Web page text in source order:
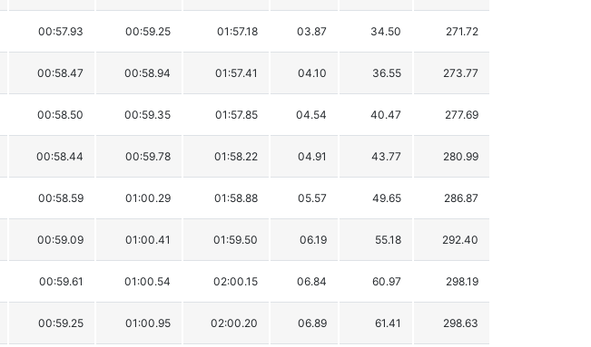
00:57.93 00:59.25 01:57.18 03.87 34.50 271.72
00:58.47 00:58.94 01:57.41 04.10 36.55 273.77
00:58.50 00:59.35 01:57.85 04.54 40.47 277.69
00:58.44 00:59.78 01:58.22 04.91 43.77 280.99
00:58.59 01:00.29 01:58.88 05.57 49.65 286.87
00:59.09 01:00.41 01:59.50 06.19 55.18 292.40
00:59.61 01:00.54 02:00.15 06.84 60.97 298.19
00:59.25 01:00.95 02:00.20 06.89 61.41 298.63